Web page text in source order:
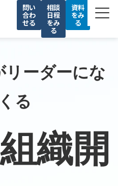
問い
合わ
せる
相談
日程
をみ
る
資料
をみ
る
強み
事例
ナー
情報
情報
リーダーにな
る
織開